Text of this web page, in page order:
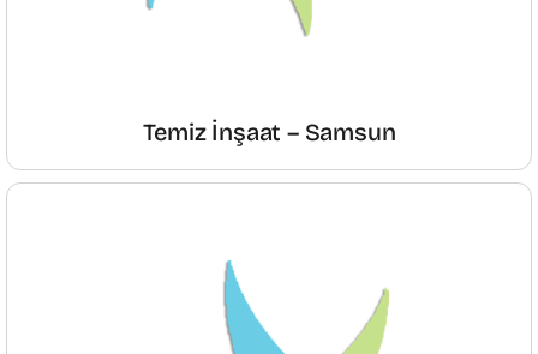
Temiz İnşaat – Samsun